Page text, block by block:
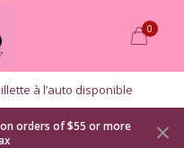
0
disponible
on orders of $55 or more